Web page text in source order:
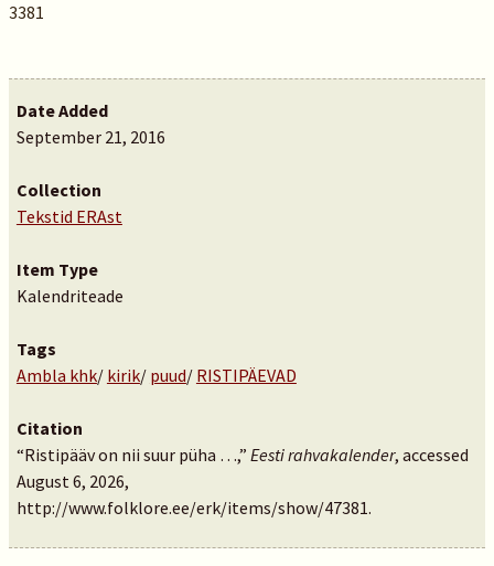
3381
Date Added
September 21, 2016
Collection
Tekstid ERAst
Item Type
Kalendriteade
Tags
Ambla khk/ kirik/ puud/ RISTIPÄEVAD
Citation
“Ristipääv on nii suur püha …,” Eesti rahvakalender, accessed
August 6, 2026,
http://www.folklore.ee/erk/items/show/47381.